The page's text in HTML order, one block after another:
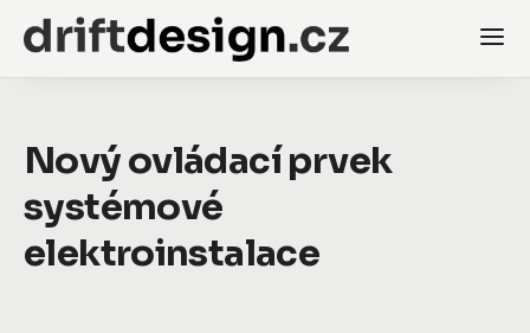
Nový ovládací prvek
systémové
elektroinstalace